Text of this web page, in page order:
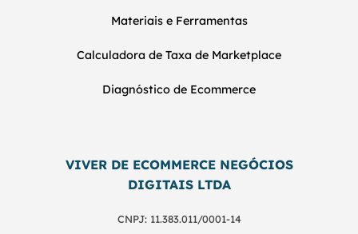
Materiais e Ferramentas
Calculadora de Taxa de Marketplace
Diagnóstico de Ecommerce
VIVER DE ECOMMERCE NEGÓCIOS
DIGITAIS LTDA
CNPJ: 11.383.011/0001-14